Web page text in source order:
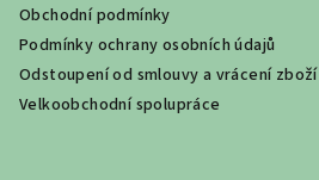
Obchodní podmínky
Podmínky ochrany osobních údajů
Odstoupení od smlouvy a vrácení zboží
Velkoobchodní spolupráce